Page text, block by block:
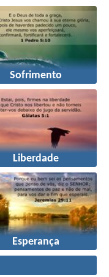
Sofrimento
Liberdade
Esperança